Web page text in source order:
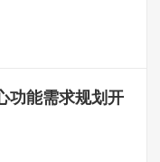
功能需求规划开